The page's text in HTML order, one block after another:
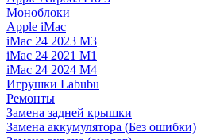
Моноблоки
Apple iMac
iMac 24 2023 M3
iMac 24 2021 M1
iMac 24 2024 M4
Игрушки Labubu
Ремонты
Замена задней крышки
Замена аккумулятора (Без ошибки)